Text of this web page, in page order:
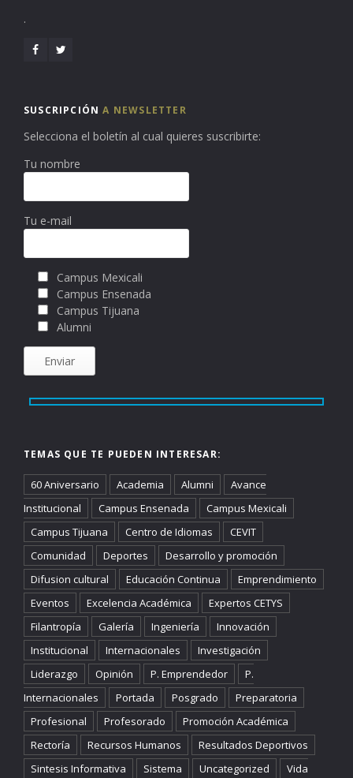
.
SUSCRIPCIÓNA NEWSLETTER
Selecciona el boletín al cual quieres suscribirte:
Tu nombre
Tu e-mail
Campus Mexicali
Campus Ensenada
Campus Tijuana
Alumni
TEMAS QUE TE PUEDEN INTERESAR:
60 Aniversario Academia Alumni
Avance
Institucional
Campus Ensenada
Campus Mexicali
Campus Tijuana
Centro de Idiomas
CEVIT
Comunidad
Deportes
Desarrollo y promoción
Difusion cultural
Educación Continua
Emprendimiento
Eventos
Excelencia Académica
Expertos CETYS
Filantropía
Galería Ingeniería
Innovación
Institucional
Internacionales
Investigación
Liderazgo
Opinión P. Emprendedor
P.
Internacionales
Portada Posgrado
Preparatoria
Profesional
Profesorado
Promoción Académica
Rectoría
Recursos Humanos
Resultados Deportivos
Sintesis Informativa
Sistema Uncategorized Vida